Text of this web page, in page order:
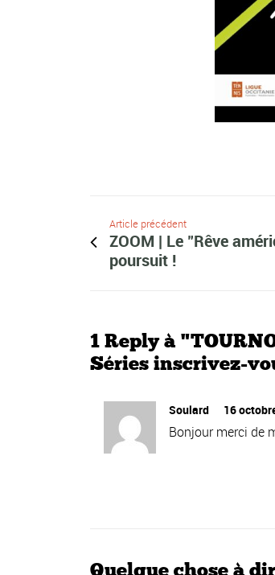
Article précédent
ZOOM | Le "Rêve
poursuit !
1 Reply à
Séries inscrivez-
Soulard 16
Bonjour merci de
Quelque chose à